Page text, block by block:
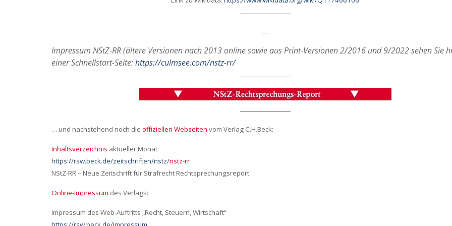
…
Impressum NStZ-RR (ältere Versionen nach 2013 online sowie aus Print-Versionen 2/2016 und 9/2022 sehen Sie
einer Schnellstart-Seite:https://culmsee.com/nstz-rr/
… und nachstehend noch die offiziellen Webseiten vom Verlag C.H.Beck:
Inhaltsverzeichnis aktueller Monat:
https://rsw.beck.de/zeitschriften/nstz/nstz-rr
NStZ-RR – Neue Zeitschrift für Strafrecht Rechtsprechungsreport
Online-Impressum des Verlags:
Impressum des Web-Auftritts „Recht, Steuern, Wirtschaft“
READ MORE
woodland
Bildeindruck beim